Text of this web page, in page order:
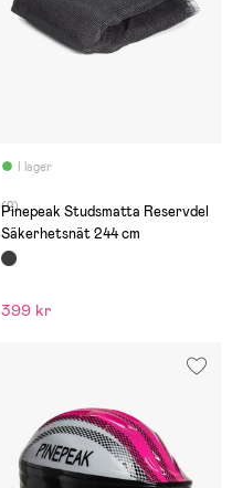
I lager
(2)
Pinepeak Studsmatta Reservdel
Säkerhetsnät 244 cm
399 kr